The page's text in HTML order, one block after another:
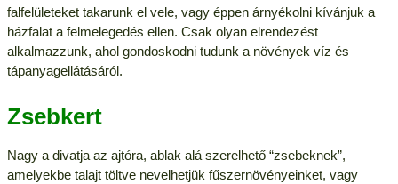
falfelületeket takarunk el vele, vagy éppen árnyékolni kívánjuk a
házfalat a felmelegedés ellen. Csak olyan elrendezést
alkalmazzunk, ahol gondoskodni tudunk a növények víz és
tápanyagellátásáról.
Zsebkert
Nagy a divatja az ajtóra, ablak alá szerelhető “zsebeknek”,
amelyekbe talajt töltve nevelhetjük fűszernövényeinket, vagy